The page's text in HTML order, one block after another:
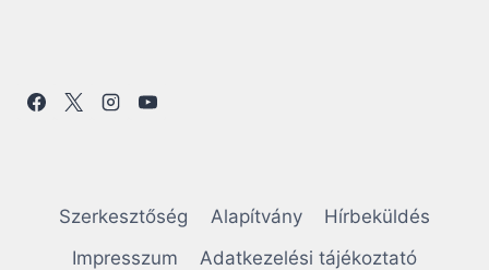
Szerkesztőség Alapítvány
Hírbeküldés
Impresszum
Adatkezelési tájékoztató